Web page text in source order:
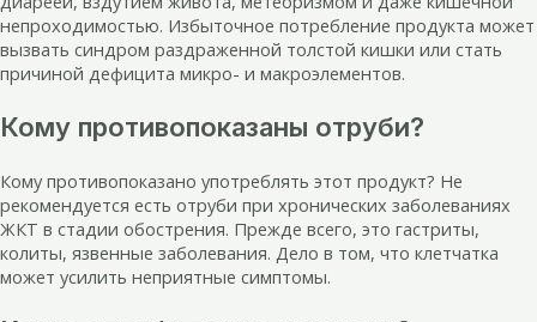
непроходимостью. Избыточное потребление продукта может
вызвать синдром раздраженной толстой кишки или стать
причиной дефицита микро- и макроэлементов.
Кому противопоказаны отруби?
Кому противопоказано употреблять этот продукт? Не
рекомендуется есть отруби при хронических заболеваниях
ЖКТ в стадии обострения. Прежде всего, это гастриты,
колиты, язвенные заболевания. Дело в том, что клетчатка
может усилить неприятные симптомы.